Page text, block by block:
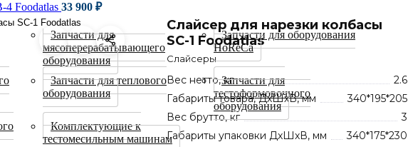
Запчасти для
мясоперерабатывающего
оборудования
Запчасти для оборудования
HoReCa
Запчасти для теплового
оборудования
Запчасти для
тестоформовочного
оборудования
Комплектующие к
тестомесильным машинам
4 Foodatlas 33 900 ₽
Слайсер для нарезки колбасы
SC-1 Foodatlas
Слайсеры
Вес нетто, кг
2.6
Габариты товара, ДхШхВ, мм
340*195*205
Вес брутто, кг
3
Габариты упаковки ДхШхВ, мм
340*175*230